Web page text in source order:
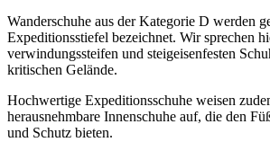
Wanderschuhe aus der Kategorie D werden
Expeditionsstiefel bezeichnet. Wir sprechen
verwindungssteifen und steigeisenfesten
kritischen Gelände.
Hochwertige Expeditionsschuhe weisen
herausnehmbare Innenschuhe auf, die den
und Schutz bieten.